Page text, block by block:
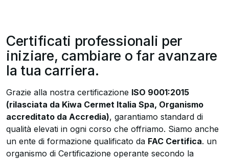
Certificati professionali per
iniziare, cambiare o far avanzare
la tua carriera.
Grazie alla nostra certificazione ISO 9001:2015
(rilasciata da Kiwa Cermet Italia Spa, Organismo
accreditato da Accredia), garantiamo standard di
qualità elevati in ogni corso che offriamo. Siamo anche
un ente di formazione qualificato da FAC Certifica. un
organismo di Certificazione operante secondo la